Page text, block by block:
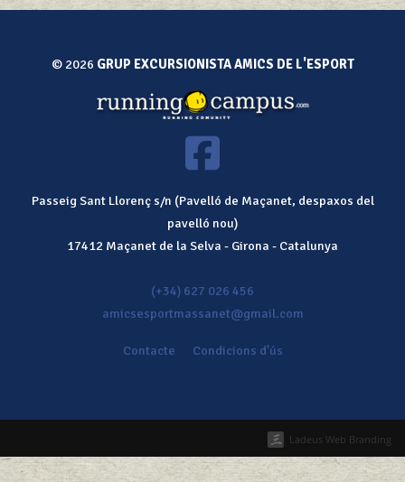
© 2026 GRUP EXCURSIONISTA AMICS DE L'ESPORT
Passeig Sant Llorenç s/n (Pavelló de Maçanet, despaxos del
pavelló nou)
17412 Maçanet de la Selva - Girona - Catalunya
(+34) 627 026 456
amicsesportmassanet@gmail.com
Contacte Condicions d'ús
Ladeus Web Branding